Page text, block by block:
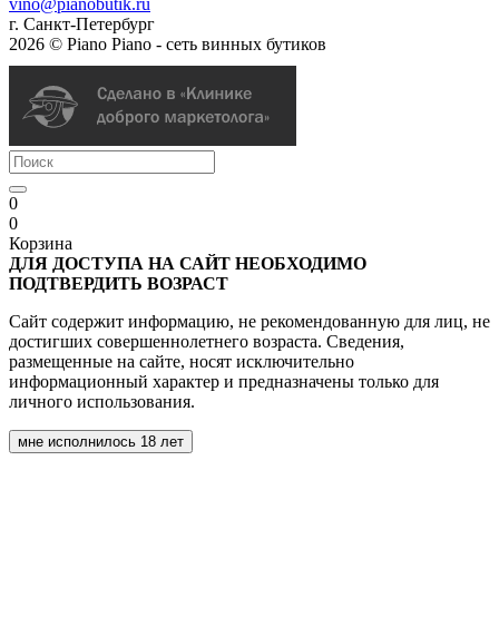
vino@pianobutik.ru
г. Санкт-Петербург
2026 © Piano Piano - сеть винных бутиков
0
0
Корзина
ДЛЯ ДОСТУПА НА САЙТ НЕОБХОДИМО
ПОДТВЕРДИТЬ ВОЗРАСТ
Сайт содержит информацию, не рекомендованную для лиц, не
достигших совершеннолетнего возраста. Сведения,
размещенные на сайте, носят исключительно
информационный характер и предназначены только для
личного использования.
мне исполнилось 18 лет